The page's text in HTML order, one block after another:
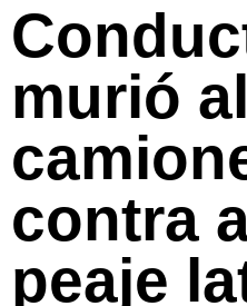
murió
contra
peaje